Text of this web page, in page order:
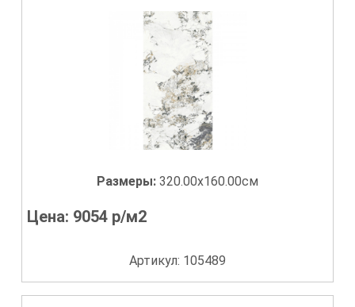
Размеры: 320.00x160.00см
Цена: 9054 р/м2
Артикул: 105489